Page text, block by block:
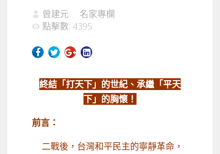
曾建元
名家專欄
點擊數: 4395
終結「打天下」的世紀、承繼「平天
下」的胸懷！
前言：
二戰後，台灣和平民主的寧靜革命，